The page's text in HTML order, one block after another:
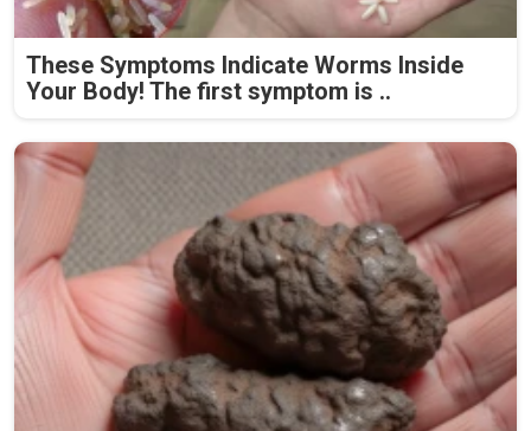
These Symptoms Indicate Worms Inside
Your Body! The first symptom is ..